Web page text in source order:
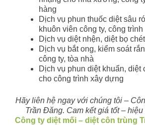
hàng
Dịch vụ phun thuốc diệt sâu
khuôn viên công ty, công trình
Dịch vụ diệt nhện, diệt bọ
Dịch vụ bắt ong, kiểm soát
công ty, tòa nhà
Dịch vụ phun diệt khuẩn, diệt
cho công trình xây dựng
Hãy liên hệ ngay với chúng tôi –
Trần Đăng. Cam kết giá tốt –
Công ty diệt mối – diệt côn trùng